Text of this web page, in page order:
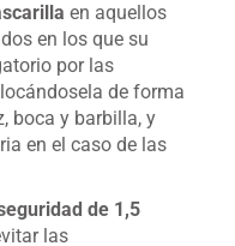
en aquellos
en los que su
por las
de forma
boca y barbilla, y
en el caso de las
de 1,5
las